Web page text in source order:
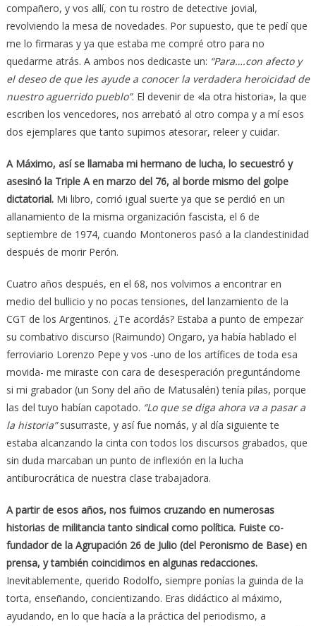
compañero, y vos allí, con tu rostro de detective jovial,
revolviendo la mesa de novedades. Por supuesto, que te pedí que
me lo firmaras y ya que estaba me compré otro para no
quedarme atrás. A ambos nos dedicaste un: “Para….con afecto y
el deseo de que les ayude a conocer la verdadera heroicidad de
nuestro aguerrido pueblo”. El devenir de «la otra historia», la que
escriben los vencedores, nos arrebató al otro compa y a mí esos
dos ejemplares que tanto supimos atesorar, releer y cuidar.
A Máximo, así se llamaba mi hermano de lucha, lo secuestró y
asesinó la Triple A en marzo del 76, al borde mismo del golpe
dictatorial.Mi libro, corrió igual suerte ya que se perdió en un
allanamiento de la misma organización fascista, el 6 de
septiembre de 1974, cuando Montoneros pasó a la clandestinidad
después de morir Perón.
Cuatro años después, en el 68, nos volvimos a encontrar en
medio del bullicio y no pocas tensiones, del lanzamiento de la
CGT de los Argentinos. ¿Te acordás? Estaba a punto de empezar
su combativo discurso (Raimundo) Ongaro, ya había hablado el
ferroviario Lorenzo Pepe y vos -uno de los artífices de toda esa
movida- me miraste con cara de desesperación preguntándome
si mi grabador (un Sony del año de Matusalén) tenía pilas, porque
las del tuyo habían capotado. “Lo que se diga ahora va a pasar a
la historia”susurraste, y así fue nomás, y al día siguiente te
estaba alcanzando la cinta con todos los discursos grabados, que
sin duda marcaban un punto de inflexión en la lucha
antiburocrática de nuestra clase trabajadora.
A partir de esos años, nos fuimos cruzando en numerosas
historias de militancia tanto sindical como política. Fuiste co-
fundador de la Agrupación 26 de Julio (del Peronismo de Base) en
prensa, y también coincidimos en algunas redacciones.
Inevitablemente, querido Rodolfo, siempre ponías la guinda de la
torta, enseñando, concientizando. Eras didáctico al máximo,
ayudando, en lo que hacía a la práctica del periodismo, a